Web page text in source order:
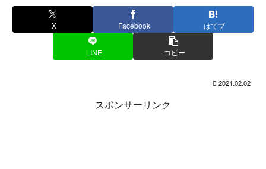
X Facebook はてブ
LINE コピー
2021.02.02
スポンサーリンク